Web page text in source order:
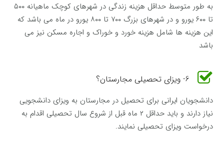
به طور متوسط حداقل هزینه زندگی در شهرهای کوچک ماهیانه ۵۰۰
تا ۶۰۰ یورو و در شهرهای بزرگ ۷۰۰ تا ۸۰۰ یورو در ماه می باشد که
این هزینه ها شامل هزینه خورد و خوراک و اجاره مسکن نیز می
باشد
6- ویزای تحصیلی مجارستان؟
دانشجویان ایرانی برای تحصیل در مجارستان به ویزای دانشجویی
نیاز دارند و باید حداقل ۲ ماه قبل از شروع سال تحصیلی اقدام به
درخواست ویزای تحصیلی نمایند.